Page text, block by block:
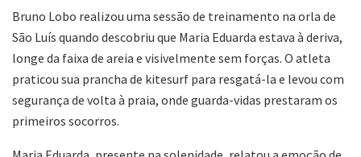
Bruno Lobo realizou uma sessão de treinamento na orla de
São Luís quando descobriu que Maria Eduarda estava à deriva,
longe da faixa de areia e visivelmente sem forças. O atleta
praticou sua prancha de kitesurf para resgatá-la e levou com
segurança de volta à praia, onde guarda-vidas prestaram os
primeiros socorros.